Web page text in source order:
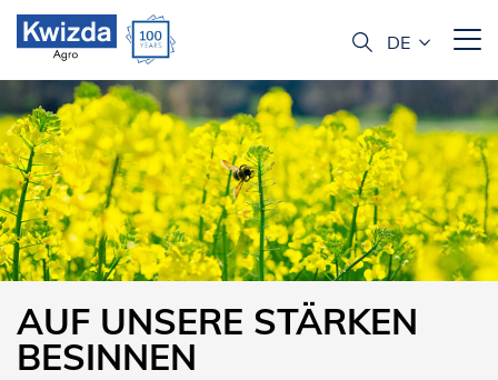
AUF UNSERE STÄRKEN
BESINNEN